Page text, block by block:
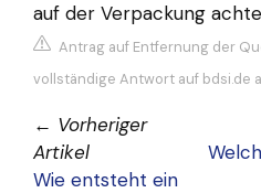
auf der Verpackung
Antrag auf Entfernung der
vollständige Antwort auf bdsi.de
← Vorheriger
Artikel
Wie entsteht ein